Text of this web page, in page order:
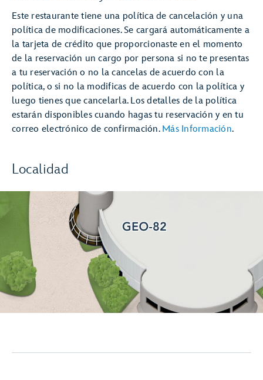
Este restaurante tiene una política de cancelación y una
política de modificaciones. Se cargará automáticamente a
la tarjeta de crédito que proporcionaste en el momento
de la reservación un cargo por persona si no te presentas
a tu reservación o no la cancelas de acuerdo con la
política, o si no la modificas de acuerdo con la política y
luego tienes que cancelarla. Los detalles de la política
estarán disponibles cuando hagas tu reservación y en tu
correo electrónico de confirmación. Más Información.
Localidad